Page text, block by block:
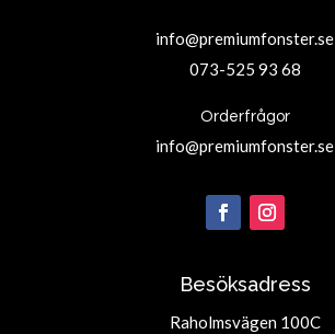
info@premiumfonster.se
073-525 93 68
Orderfrågor
info@premiumfonster.se
Besöksadress
Raholmsvägen 100C